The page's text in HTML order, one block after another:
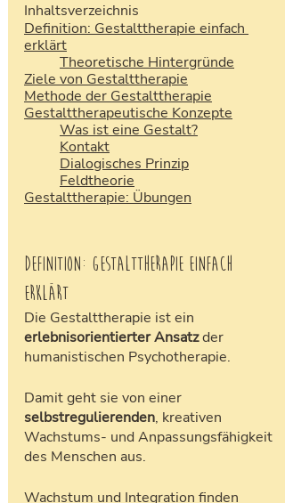
Inhaltsverzeichnis
Definition: Gestalttherapie einfach
erklärt
Theoretische Hintergründe
Ziele von Gestalttherapie
Methode der Gestalttherapie
Gestalttherapeutische Konzepte
Was ist eine Gestalt?
Kontakt
Dialogisches Prinzip
Feldtheorie
Gestalttherapie: Übungen
Definition: Gestalttherapie einfach
erklärt
Die Gestalttherapie ist ein
erlebnisorientierter Ansatz der
humanistischen Psychotherapie.
Damit geht sie von einer
selbstregulierenden, kreativen
Wachstums- und Anpassungsfähigkeit
des Menschen aus.
Wachstum und Integration finden